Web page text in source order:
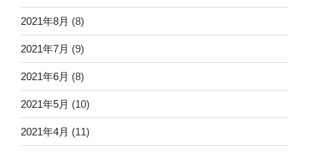
2021年8月 (8)
2021年7月 (9)
2021年6月 (8)
2021年5月 (10)
2021年4月 (11)